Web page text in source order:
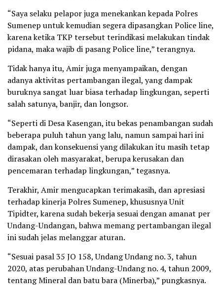
“Saya selaku pelapor juga menekankan kepada Polres
Sumenep untuk kemudian segera dipasangkan Police line,
karena ketika TKP tersebut terindikasi melakukan tindak
pidana, maka wajib di pasang Police line,” terangnya.
Tidak hanya itu, Amir juga menyampaikan, dengan
adanya aktivitas pertambangan ilegal, yang dampak
buruknya sangat luar biasa terhadap lingkungan, seperti
salah satunya, banjir, dan longsor.
“Seperti di Desa Kasengan, itu bekas penambangan sudah
beberapa puluh tahun yang lalu, namun sampai hari ini
dampak, dan konsekuensi yang dilakukan itu masih tetap
dirasakan oleh masyarakat, berupa kerusakan dan
pencemaran terhadap lingkungan,” tegasnya.
Terakhir, Amir mengucapkan terimakasih, dan apresiasi
terhadap kinerja Polres Sumenep, khususnya Unit
Tipidter, karena sudah bekerja sesuai dengan amanat per
Undang-Undangan, bahwa memang pertambangan ilegal
ini sudah jelas melanggar aturan.
“Sesuai pasal 35 JO 158, Undang Undang no. 3, tahun
2020, atas perubahan Undang-Undang no. 4, tahun 2009,
tentang Mineral dan batu bara (Minerba),” pungkasnya.